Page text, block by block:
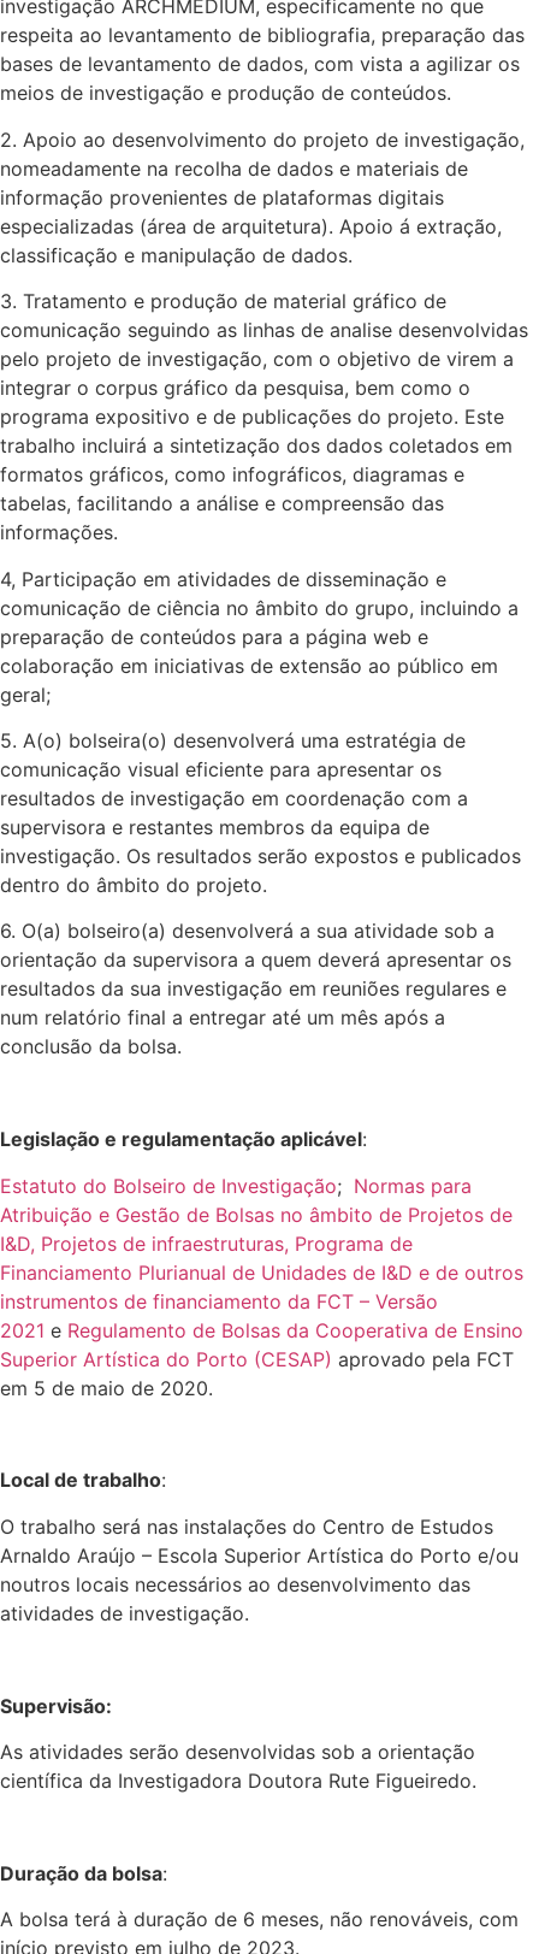
investigação ARCHMEDIUM, especificamente no que
respeita ao levantamento de bibliografia, preparação das
bases de levantamento de dados, com vista a agilizar os
meios de investigação e produção de conteúdos.
2. Apoio ao desenvolvimento do projeto de investigação,
nomeadamente na recolha de dados e materiais de
informação provenientes de plataformas digitais
especializadas (área de arquitetura). Apoio á extração,
classificação e manipulação de dados.
3. Tratamento e produção de material gráfico de
comunicação seguindo as linhas de analise desenvolvidas
pelo projeto de investigação, com o objetivo de virem a
integrar o corpus gráfico da pesquisa, bem como o
programa expositivo e de publicações do projeto. Este
trabalho incluirá a sintetização dos dados coletados em
formatos gráficos, como infográficos, diagramas e
tabelas, facilitando a análise e compreensão das
informações.
4, Participação em atividades de disseminação e
comunicação de ciência no âmbito do grupo, incluindo a
preparação de conteúdos para a página web e
colaboração em iniciativas de extensão ao público em
geral;
5. A(o) bolseira(o) desenvolverá uma estratégia de
comunicação visual eficiente para apresentar os
resultados de investigação em coordenação com a
supervisora e restantes membros da equipa de
investigação. Os resultados serão expostos e publicados
dentro do âmbito do projeto.
6. O(a) bolseiro(a) desenvolverá a sua atividade sob a
orientação da supervisora a quem deverá apresentar os
resultados da sua investigação em reuniões regulares e
num relatório final a entregar até um mês após a
conclusão da bolsa.
Legislação e regulamentação aplicável:
Estatuto do Bolseiro de Investigação; Normas para
Atribuição e Gestão de Bolsas no âmbito de Projetos de
I&D, Projetos de infraestruturas, Programa de
Financiamento Plurianual de Unidades de I&D e de outros
instrumentos de financiamento da FCT – Versão
2021 e Regulamento de Bolsas da Cooperativa de Ensino
Superior Artística do Porto (CESAP) aprovado pela FCT
em 5 de maio de 2020.
Local de trabalho:
O trabalho será nas instalações do Centro de Estudos
Arnaldo Araújo – Escola Superior Artística do Porto e/ou
noutros locais necessários ao desenvolvimento das
atividades de investigação.
Supervisão:
As atividades serão desenvolvidas sob a orientação
científica da Investigadora Doutora Rute Figueiredo.
Duração da bolsa:
A bolsa terá à duração de 6 meses, não renováveis, com
início previsto em julho de 2023.